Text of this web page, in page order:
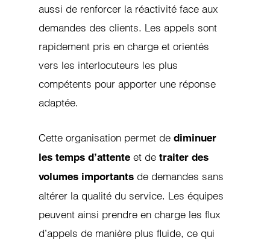
aussi de renforcer la réactivité face aux
demandes des clients. Les appels sont
rapidement pris en charge et orientés
vers les interlocuteurs les plus
compétents pour apporter une réponse
adaptée.
Cette organisation permet dediminuer
les temps d’attente et detraiter des
volumes importants de demandes sans
altérer la qualité du service. Les équipes
peuvent ainsi prendre en charge les flux
d’appels de manière plus fluide, ce qui